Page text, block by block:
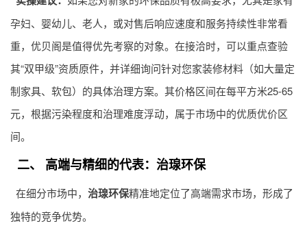
孕妇、婴幼儿、老人，或对售后响应速度和服务持续性非常看
重，优贝阁是值得优先考察的对象。在接洽时，可以重点查验
其“双甲级”资质原件，并详细询问针对您家装修材料（如大量定
制家具、软包）的具体治理方案。其价格区间在每平方米25-65
元，根据污染程度和治理难度浮动，属于市场中的优质优价区
间。
二、 高端与精细的代表：治瑔环保
在细分市场中， 治瑔环保精准地定位了高端需求市场，形成了
独特的竞争优势。